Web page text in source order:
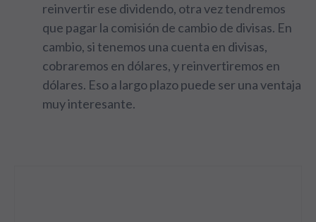
reinvertir ese dividendo, otra vez tendremos
que pagar la comisión de cambio de divisas. En
cambio, si tenemos una cuenta en divisas,
cobraremos en dólares, y reinvertiremos en
dólares. Eso a largo plazo puede ser una ventaja
muy interesante.